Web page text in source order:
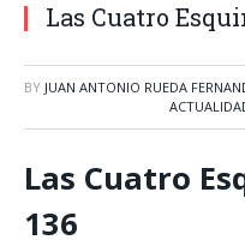
Las Cuatro
BY JUAN ANTONIO RUEDA
Las Cuatro
136